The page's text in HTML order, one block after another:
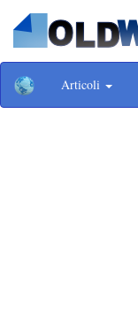
Articoli